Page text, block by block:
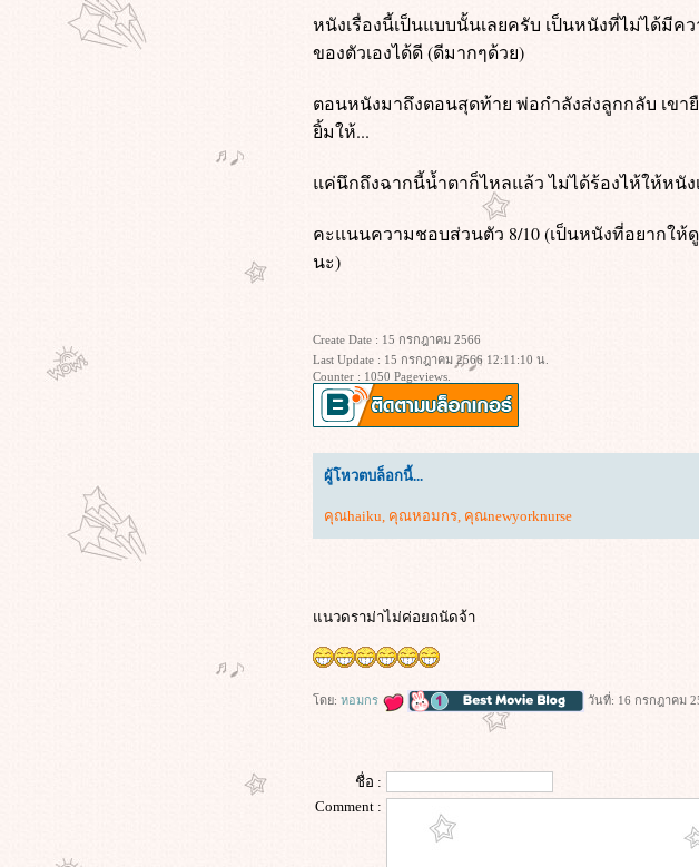
Project Hail Mary (2026) ภารกิจกู้
สุริยะ
The Housemaid (2025) ความลับแม่
บ้านร้า
Whisper of the Heart (1995) : ความ
ฝันที่รอการเจียระไน
Paradise Hills (2019) สวรรค์ซ้อนนรก
Kick-Ass (2010) เกรียนโคตรมหา
ไลฟ์
หนังเรื่องนี้เป็นแบบนั้นเลยครับ เป็นหนังที่ไม่ได้มี
ของตัวเองได้ดี (ดีมากๆด้วย)
ตอนหนังมาถึงตอนสุดท้าย พ่อกำลังส่งลูกกลับ เข
ิ้มให้...
ค่นึกถึงฉากนี้น้ำตาก็ไหลแล้ว ไม่ได้ร้องไห้ให้หนัง
คะแนนความชอบส่วนตัว 8/10 (เป็นหนังที่อยากใ
นะ)
Create Date : 15 กรกฎาคม 2566
Last Update : 15 กรกฎาคม 2566 12:11:10 น.
Counter : 1050 Pageviews.
ผู้โหวตบล็อกนี้...
คุณhaiku, คุณหอมกร, คุณnewyorknurse
นวดราม่าไม่ค่อยถนัดจ้า
ดย: หอมกร วันที่: 16 กรกฎาคม
ชื่อ :
Comment :